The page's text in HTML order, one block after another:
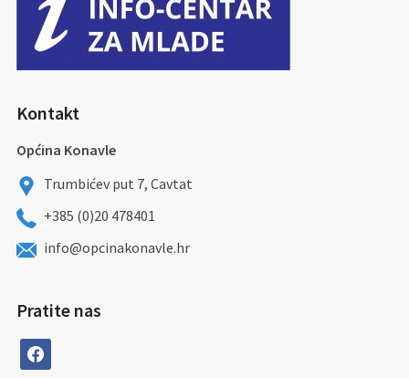
Kontakt
Općina Konavle
Trumbićev put 7, Cavtat
+385 (0)20 478401
info@opcinakonavle.hr
Pratite nas
facebook